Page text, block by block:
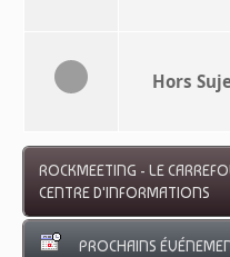
Hors
ROCKMEETING - LE
CENTRE D'INFORMATIONS
PROCHAINS